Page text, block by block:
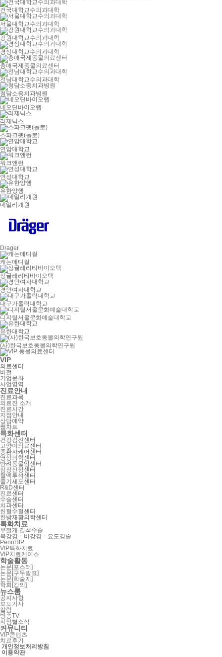
건국대학교수의과대학
서울대학교수의과대학
강원대학교수의과대학
경상대학교수의과대학
총애국제동물의료센터
전남대학교수의과대학
청담소중치과병원
네오딘바이오랩
리제닉스
스파크펫(놀로)
연암대학교
워크앤런
연성대학교
유한양행
데일리개원
Drager
캐논메디컬
싱귤래리티바이오텍
경인여자대학교
대구가톨릭대학교
디지털서울문화예술대학교
유한대학교
(사)한국보호동물의학연구원
VIP
의료센터
비전
기업문화
사업영역
진료안내
진료과목
의료진 소개
진료시간
지점안내
상담예약
웹차트
특화센터
건강검진센터
고양이의료센터
중환자케어센터
영상의학센터
반려동물암센터
심장신장센터
혈액투석센터
줄기세포센터
R&D센터
진료센터
수술센터
치과센터
헌혈수혈센터
한방재활의학센터
특화치료
무절개 결석수술
복강경ㆍ비강경ㆍ요도경술
PennHIP
VIP특화치료
VIP치료케이스
학술활동
논문[포스터]
논문[구두발표]
논문[학술지]
학회[강의]
뉴스룸
공지사항
보도기사
칼럼
방송TV
지점별소식
커뮤니티
VIP콘텐츠
치료후기
개인정보처리방침
이용약관